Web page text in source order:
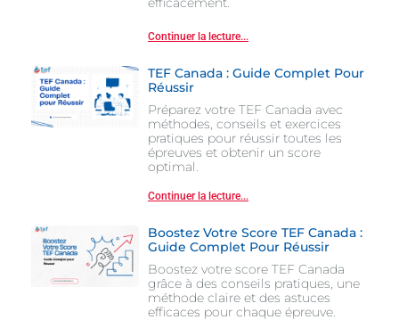
Continuer la lecture...
TEF Canada : Guide Complet Pour
Réussir
Préparez votre TEF Canada avec
méthodes, conseils et exercices
pratiques pour réussir toutes les
épreuves et obtenir un score
optimal.
Continuer la lecture...
Boostez Votre Score TEF Canada :
Guide Complet Pour Réussir
Boostez votre score TEF Canada
grâce à des conseils pratiques, une
méthode claire et des astuces
efficaces pour chaque épreuve.